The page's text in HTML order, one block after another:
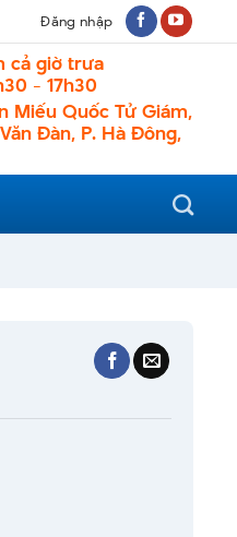
Đăng nhập
cả giờ trưa
- 17h30
Miếu Quốc Tử Giám,
Đàn, P. Hà Đông,